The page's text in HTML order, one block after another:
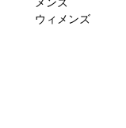
ウィメンズ